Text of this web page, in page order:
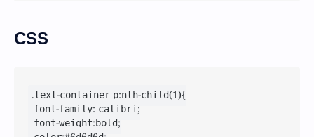
CSS
.text-container p:nth-child(1){